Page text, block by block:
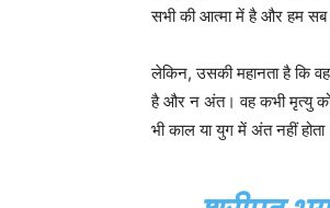
सभी की आत्मा में है और हम सब
लेकिन, उसकी महानता है कि
है और न अंत। वह कभी मृत्यु को
भी काल या युग में अंत नहीं